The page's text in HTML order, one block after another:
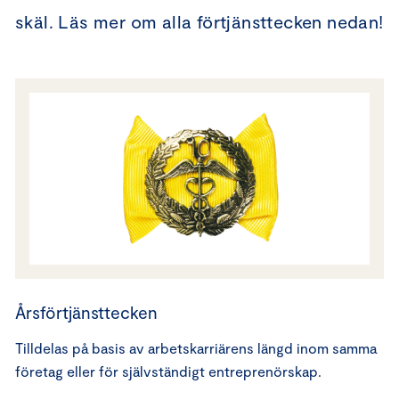
skäl. Läs mer om alla förtjänsttecken nedan!
Årsförtjänsttecken
Tilldelas på basis av arbetskarriärens längd inom samma
företag eller för självständigt entreprenörskap.